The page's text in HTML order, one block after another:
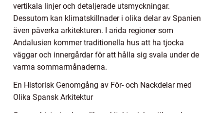
vertikala linjer och detaljerade utsmyckningar.
Dessutom kan klimatskillnader i olika delar av Spanien
även påverka arkitekturen. I arida regioner som
Andalusien kommer traditionella hus att ha tjocka
väggar och innergårdar för att hålla sig svala under de
varma sommarmånaderna.
En Historisk Genomgång av För- och Nackdelar med
Olika Spansk Arkitektur